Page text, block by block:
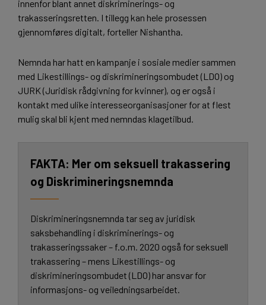
innenfor blant annet diskriminerings- og
trakasseringsretten. I tillegg kan hele prosessen
gjennomføres digitalt, forteller Nishantha.
Nemnda har hatt en kampanje i sosiale medier sammen
med Likestillings- og diskrimineringsombudet (LDO) og
JURK (Juridisk rådgivning for kvinner), og er også i
kontakt med ulike interesseorganisasjoner for at flest
mulig skal bli kjent med nemndas klagetilbud.
Mer om seksuell trakassering
og Diskrimineringsnemnda
Diskrimineringsnemnda tar seg av juridisk
saksbehandling i diskriminerings- og
trakasseringssaker – f.o.m. 2020 også for seksuell
trakassering – mens Likestillings- og
diskrimineringsombudet (LDO) har ansvar for
informasjons- og veiledningsarbeidet.